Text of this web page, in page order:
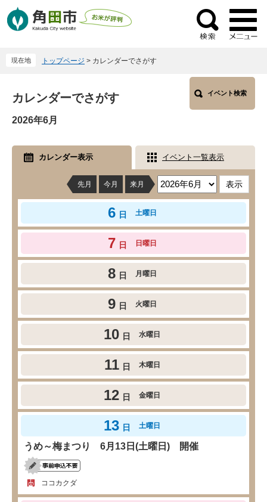
ー
ニ
検
索
現在地 トップページ > カレンダーでさがす
文
カレンダーでさがす イベント検索
2026年6月
カレンダー表示 イベント一覧表示
先月 今月 来月
6 日 土曜日
7 日 日曜日
8 日 月曜日
9 日 火曜日
10 日 水曜日
11 日 木曜日
12 日 金曜日
13 日 土曜日
うめ～梅まつり 6月13日(土曜日) 開催
ココカクダ